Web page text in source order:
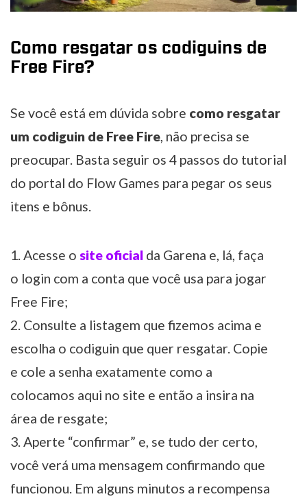
Como resgatar os codiguins de
Free Fire?
Se você está em dúvida sobre como resgatar
um codiguin de Free Fire, não precisa se
preocupar. Basta seguir os 4 passos do tutorial
do portal do Flow Games para pegar os seus
itens e bônus.
Acesse o site oficial da Garena e, lá, faça
o login com a conta que você usa para jogar
Free Fire;
Consulte a listagem que fizemos acima e
escolha o codiguin que quer resgatar. Copie
e cole a senha exatamente como a
colocamos aqui no site e então a insira na
área de resgate;
Aperte “confirmar” e, se tudo der certo,
você verá uma mensagem confirmando que
funcionou. Em alguns minutos a recompensa